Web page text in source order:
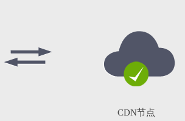
CDN节点